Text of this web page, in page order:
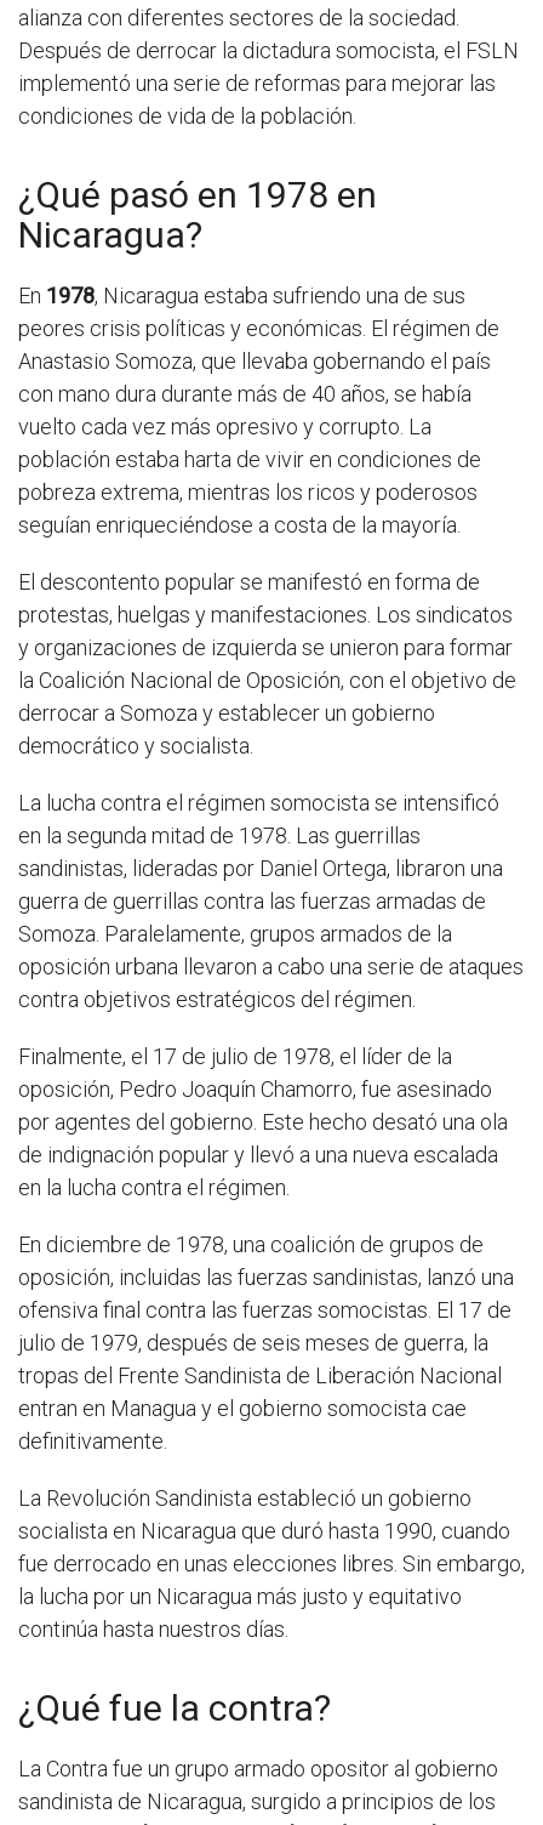
alianza con diferentes sectores de la sociedad.
Después de derrocar la dictadura somocista, el FSLN
implementó una serie de reformas para mejorar las
condiciones de vida de la población.
¿Qué pasó en 1978 en
Nicaragua?
En 1978, Nicaragua estaba sufriendo una de sus
peores crisis políticas y económicas. El régimen de
Anastasio Somoza, que llevaba gobernando el país
con mano dura durante más de 40 años, se había
vuelto cada vez más opresivo y corrupto. La
población estaba harta de vivir en condiciones de
pobreza extrema, mientras los ricos y poderosos
seguían enriqueciéndose a costa de la mayoría.
El descontento popular se manifestó en forma de
protestas, huelgas y manifestaciones. Los sindicatos
y organizaciones de izquierda se unieron para formar
la Coalición Nacional de Oposición, con el objetivo de
derrocar a Somoza y establecer un gobierno
democrático y socialista.
La lucha contra el régimen somocista se intensificó
en la segunda mitad de 1978. Las guerrillas
sandinistas, lideradas por Daniel Ortega, libraron una
guerra de guerrillas contra las fuerzas armadas de
Somoza. Paralelamente, grupos armados de la
oposición urbana llevaron a cabo una serie de ataques
contra objetivos estratégicos del régimen.
Finalmente, el 17 de julio de 1978, el líder de la
oposición, Pedro Joaquín Chamorro, fue asesinado
por agentes del gobierno. Este hecho desató una ola
de indignación popular y llevó a una nueva escalada
en la lucha contra el régimen.
En diciembre de 1978, una coalición de grupos de
oposición, incluidas las fuerzas sandinistas, lanzó una
ofensiva final contra las fuerzas somocistas. El 17 de
julio de 1979, después de seis meses de guerra, la
tropas del Frente Sandinista de Liberación Nacional
entran en Managua y el gobierno somocista cae
definitivamente.
La Revolución Sandinista estableció un gobierno
socialista en Nicaragua que duró hasta 1990, cuando
fue derrocado en unas elecciones libres. Sin embargo,
la lucha por un Nicaragua más justo y equitativo
continúa hasta nuestros días.
¿Qué fue la contra?
La Contra fue un grupo armado opositor al gobierno
sandinista de Nicaragua, surgido a principios de los